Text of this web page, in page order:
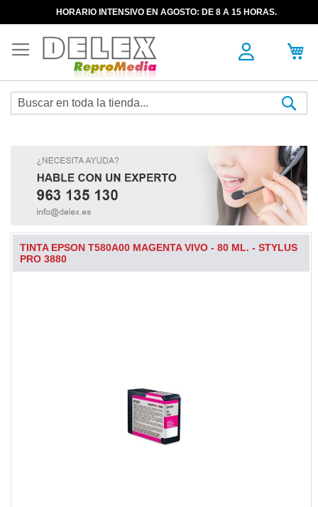
HORARIO INTENSIVO EN AGOSTO: DE 8 A 15 HORAS.
TINTA EPSON T580A00 MAGENTA VIVO - 80 ML. - STYLUS
PRO 3880